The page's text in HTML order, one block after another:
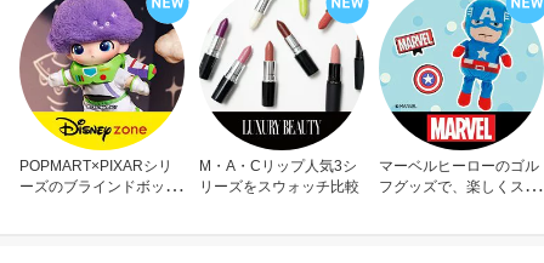
POPMART×PIXARシリ
ーズのブラインドボック
M・A・Cリップ人気3シ
リーズをスウォッチ比較
マーベルヒーローのゴル
フグッズで、楽しくスコ